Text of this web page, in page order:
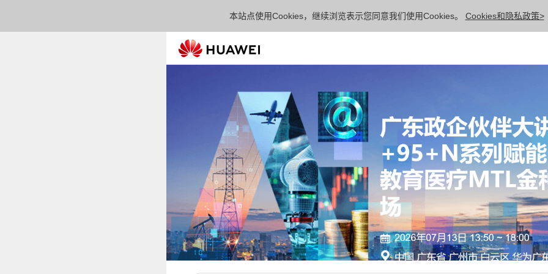
本站点使用Cookies，继续浏览表示您同意我们使用Cookies。 Cookies和隐私政策>